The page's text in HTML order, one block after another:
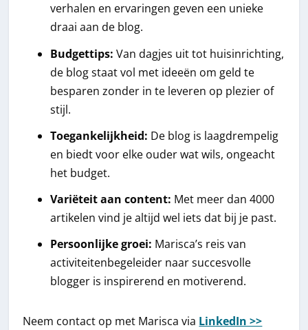
verhalen en ervaringen geven een unieke
draai aan de blog.
Budgettips: Van dagjes uit tot huisinrichting,
de blog staat vol met ideeën om geld te
besparen zonder in te leveren op plezier of
stijl.
Toegankelijkheid: De blog is laagdrempelig
en biedt voor elke ouder wat wils, ongeacht
het budget.
Variëteit aan content: Met meer dan 4000
artikelen vind je altijd wel iets dat bij je past.
Persoonlijke groei: Marisca’s reis van
activiteitenbegeleider naar succesvolle
blogger is inspirerend en motiverend.
Neem contact op met Marisca via LinkedIn >>